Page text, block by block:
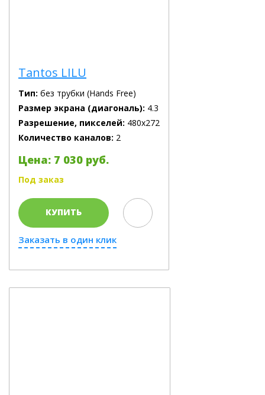
Tantos LILU
Тип: без трубки (Hands Free)
Размер экрана (диагональ): 4.3
Разрешение, пикселей: 480х272
Количество каналов: 2
Цена: 7 030 руб.
Под заказ
КУПИТЬ
Заказать в один клик